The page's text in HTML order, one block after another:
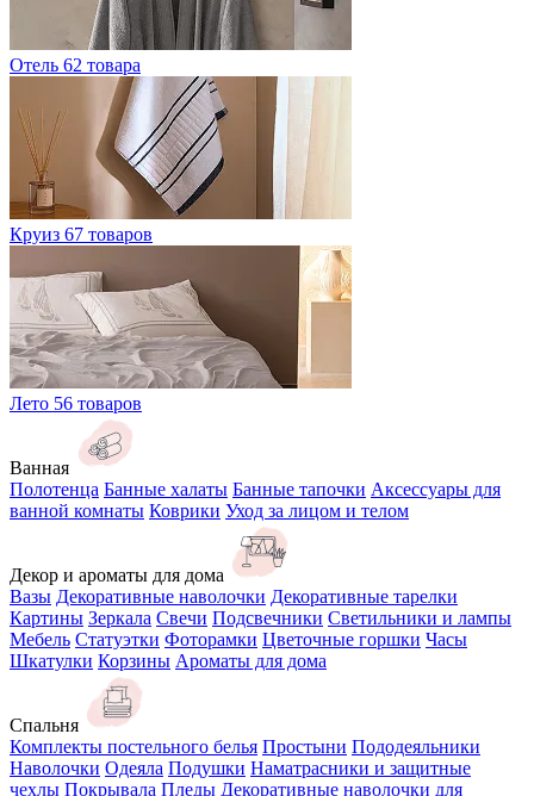
Отель 62 товара
Круиз 67 товаров
Лето 56 товаров
Ванная
Полотенца Банные халаты Банные тапочки Аксессуары для
ванной комнаты Коврики Уход за лицом и телом
Декор и ароматы для дома
Вазы Декоративные наволочки Декоративные тарелки
Картины Зеркала Свечи Подсвечники Светильники и лампы
Мебель Статуэтки Фоторамки Цветочные горшки Часы
Шкатулки Корзины Ароматы для дома
Спальня
Комплекты постельного белья Простыни Пододеяльники
Наволочки Одеяла Подушки Наматрасники и защитные
чехлы Покрывала Пледы Декоративные наволочки для